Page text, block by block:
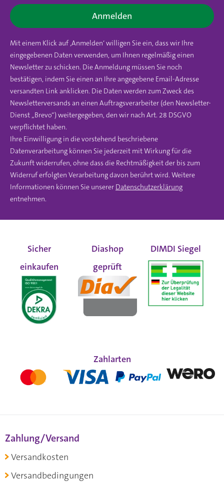
Anmelden
Mit einem Klick auf ‚Anmelden‘ willigen Sie ein, dass wir Ihre
eingegebenen Daten verwenden, um Ihnen regelmäßig einen
Newsletter zu schicken. Die Anmeldung müssen Sie noch
bestätigen, indem Sie einen an Ihre angegebene Email-Adresse
versandten Link anklicken. Die Daten werden zum Zweck des
Newsletterversands an einen Auftragsverarbeiter (den Newsletter-
Dienst „Brevo“) weitergegeben, den wir nach Art. 28 DSGVO
verpflichtet haben.
Ihre Einwilligung in die vorstehend beschriebene
Datenverarbeitung können Sie jederzeit mit Wirkung für die
Zukunft widerrufen, ohne dass die Rechtmäßigkeit der bis zum
Widerruf erfolgten Verarbeitung davon berührt wird. Weitere
Informationen können Sie unserer Datenschutzerklärung
entnehmen.
Sicher
einkaufen
Diashop
geprüft
DIMDI Siegel
Zahlarten
Zahlung/Versand
Versandkosten
Versandbedingungen